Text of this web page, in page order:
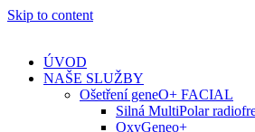
Skip to content
ÚVOD
NAŠE SLUŽBY
Ošetření geneO+ FACIAL
Silná MultiPolar
OxyGeneo+